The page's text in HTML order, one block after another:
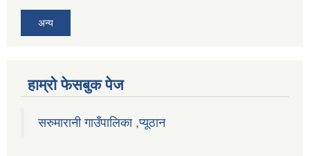
अन्य
हाम्राे फेसबुक पेज
सरुमारानी गाउँपालिका ,प्यूठान